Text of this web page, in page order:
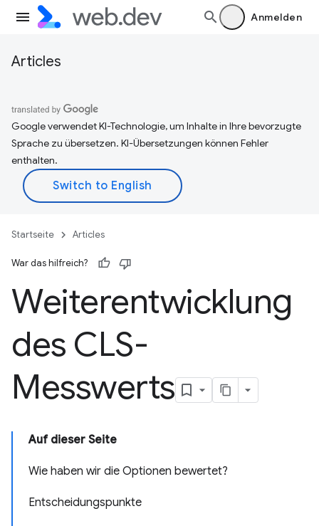
Anmelden
Articles
Google verwendet KI-Technologie, um Inhalte in Ihre bevorzugte
Sprache zu übersetzen. KI-Übersetzungen können Fehler
enthalten.
Startseite Articles
War das hilfreich?
Weiterentwicklung
des CLS-
Messwerts
Auf dieser Seite
Wie haben wir die Optionen bewertet?
Entscheidungspunkte